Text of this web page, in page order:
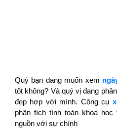
Quý bạn đang muốn xem
tốt không? Và quý vị đang
đẹp hợp với mình. Công cụ
phân tích tính toán khoa
nguồn với sự chính